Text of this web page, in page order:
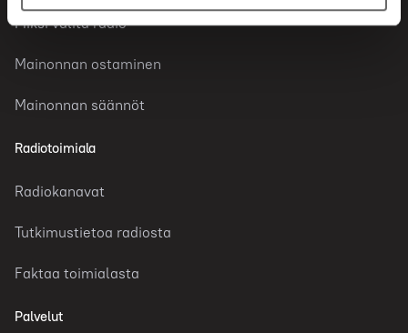
Miksi valita radio
Mainonnan ostaminen
Mainonnan säännöt
Radiotoimiala
Radiokanavat
Tutkimustietoa radiosta
Faktaa toimialasta
Palvelut